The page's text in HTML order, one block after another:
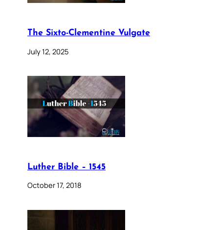
The Sixto-Clementine Vulgate
July 12, 2025
Luther Bible – 1545
October 17, 2018